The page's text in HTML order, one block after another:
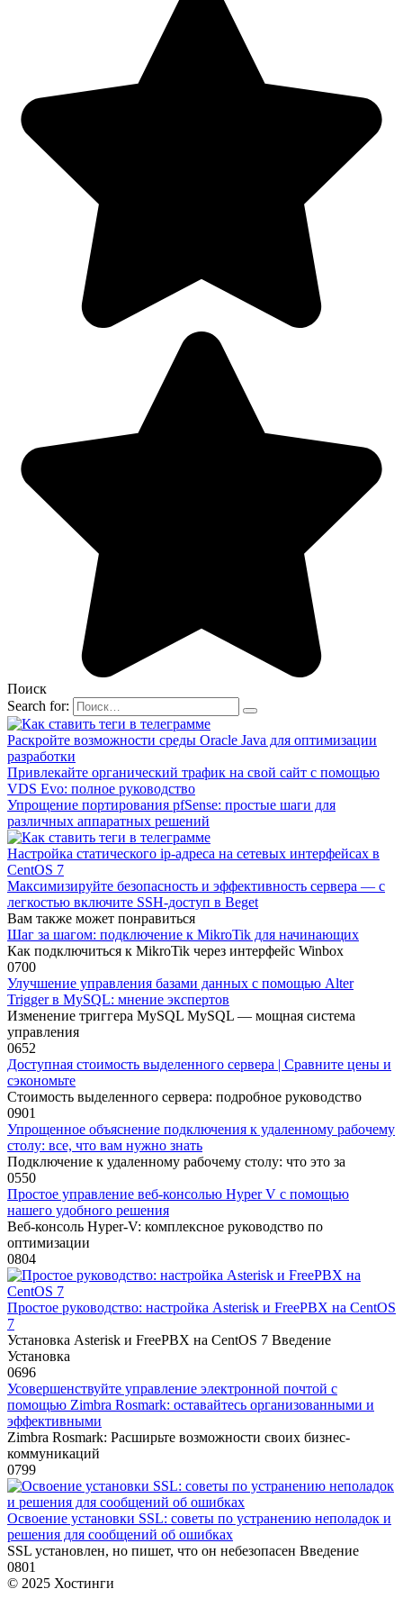
Поиск
Search for:
Раскройте возможности среды Oracle Java для оптимизации
разработки
Привлекайте органический трафик на свой сайт с помощью
VDS Evo: полное руководство
Упрощение портирования pfSense: простые шаги для
различных аппаратных решений
Настройка статического ip-адреса на сетевых интерфейсах в
CentOS 7
Максимизируйте безопасность и эффективность сервера — с
легкостью включите SSH-доступ в Beget
Вам также может понравиться
Шаг за шагом: подключение к MikroTik для начинающих
Как подключиться к MikroTik через интерфейс Winbox
0700
Улучшение управления базами данных с помощью Alter
Trigger в MySQL: мнение экспертов
Изменение триггера MySQL MySQL — мощная система
управления
0652
Доступная стоимость выделенного сервера | Сравните цены и
сэкономьте
Стоимость выделенного сервера: подробное руководство
0901
Упрощенное объяснение подключения к удаленному рабочему
столу: все, что вам нужно знать
Подключение к удаленному рабочему столу: что это за
0550
Простое управление веб-консолью Hyper V с помощью
нашего удобного решения
Веб-консоль Hyper-V: комплексное руководство по
оптимизации
0804
Простое руководство: настройка Asterisk и FreePBX на CentOS
7
Установка Asterisk и FreePBX на CentOS 7 Введение
Установка
0696
Усовершенствуйте управление электронной почтой с
помощью Zimbra Rosmark: оставайтесь организованными и
эффективными
Zimbra Rosmark: Расширьте возможности своих бизнес-
коммуникаций
0799
Освоение установки SSL: советы по устранению неполадок и
решения для сообщений об ошибках
SSL установлен, но пишет, что он небезопасен Введение
0801
© 2025 Хостинги